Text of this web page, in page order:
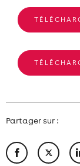
Partager sur :